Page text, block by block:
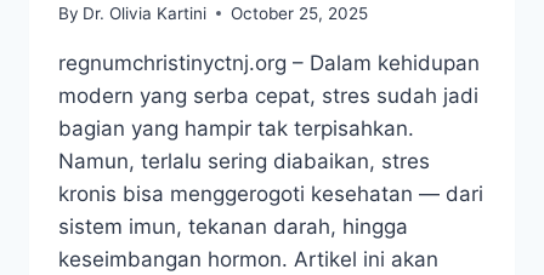
By Dr. Olivia Kartini October 25, 2025
regnumchristinyctnj.org – Dalam kehidupan
modern yang serba cepat, stres sudah jadi
bagian yang hampir tak terpisahkan.
Namun, terlalu sering diabaikan, stres
kronis bisa menggerogoti kesehatan — dari
sistem imun, tekanan darah, hingga
keseimbangan hormon. Artikel ini akan